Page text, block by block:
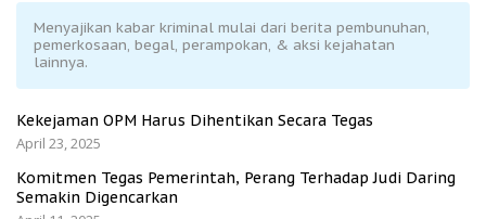
Menyajikan kabar kriminal mulai dari berita pembunuhan,
pemerkosaan, begal, perampokan, & aksi kejahatan
lainnya.
Kekejaman OPM Harus Dihentikan Secara Tegas
April 23, 2025
Komitmen Tegas Pemerintah, Perang Terhadap Judi Daring
Semakin Digencarkan